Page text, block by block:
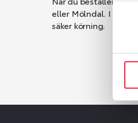
eller Mölndal. I
säker körning.